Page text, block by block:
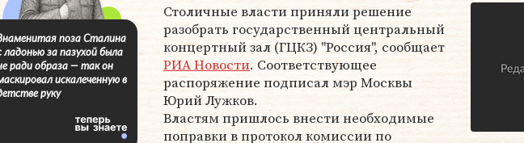
Столичные власти приняли решение
разобрать государственный центральный
концертный зал (ГЦКЗ) "Россия", сообщает
РИА Новости. Соответствующее
распоряжение подписал мэр Москвы
Юрий Лужков.
Властям пришлось внести необходимые
поправки в протокол комиссии по
поза Сталина
ладонью за пазухой была
ради образа — так он
искалеченную в
руку